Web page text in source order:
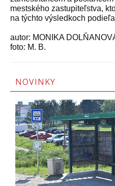
mestského zastupiteľstva,
na týchto výsledkoch
autor: MONIKA
foto: M. B.
NOVINKY